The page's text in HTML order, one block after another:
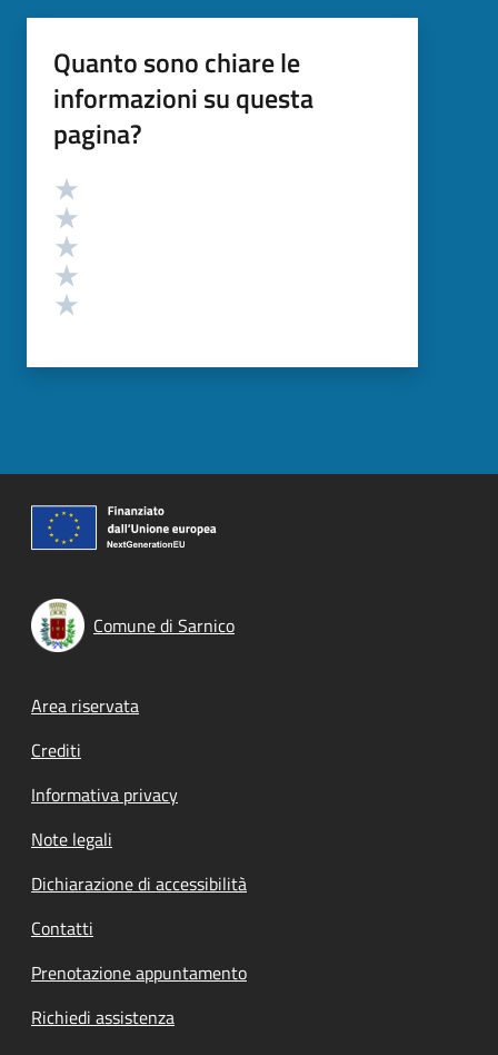
Quanto sono chiare le
informazioni su questa
pagina?
Valutazione
Comune di Sarnico
Footer menu
Area riservata
Crediti
Informativa privacy
Note legali
Dichiarazione di accessibilità
Contatti
Prenotazione appuntamento
Richiedi assistenza